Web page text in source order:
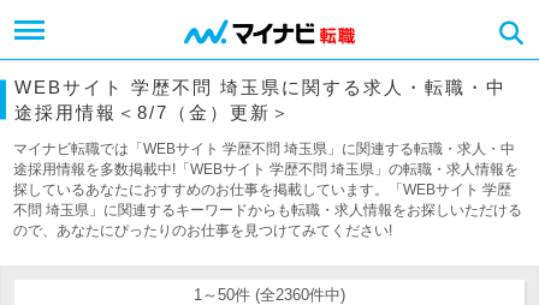
WEBサイト 学歴不問 埼玉県に関する求人・転職・中
途採用情報＜8/7（金）更新＞
マイナビ転職では「WEBサイト 学歴不問 埼玉県」に関連する転職・求人・中
途採用情報を多数掲載中!「WEBサイト 学歴不問 埼玉県」の転職・求人情報を
探しているあなたにおすすめのお仕事を掲載しています。「WEBサイト 学歴
不問 埼玉県」に関連するキーワードからも転職・求人情報をお探しいただける
ので、あなたにぴったりのお仕事を見つけてみてください!
1～50件 (全2360件中)